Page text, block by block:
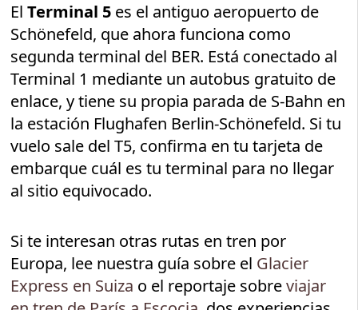
ElTerminal 5 es el antiguo aeropuerto de
Schönefeld, que ahora funciona como
segunda terminal del BER. Está conectado al
Terminal 1 mediante un autobus gratuito de
enlace, y tiene su propia parada de S-Bahn en
la estación Flughafen Berlin-Schönefeld. Si tu
vuelo sale del T5, confirma en tu tarjeta de
embarque cuál es tu terminal para no llegar
al sitio equivocado.
Si te interesan otras rutas en tren por
Europa, lee nuestra guía sobre el Glacier
Express en Suiza o el reportaje sobreviajar